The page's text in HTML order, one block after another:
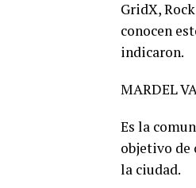
GridX,
conocen
indicaron.
MARDEL
Es la
objetivo de
la ciudad.